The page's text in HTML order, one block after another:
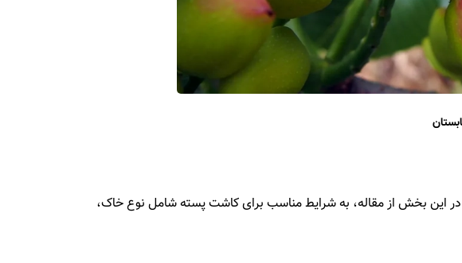
این بخش از مقاله، به شرایط مناسب برای کاشت پسته شامل نوع خاک،